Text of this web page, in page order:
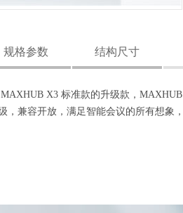
规格参数 结构尺寸
X3 标准款的升级款，
，兼容开放，满足智能会议的所有想象